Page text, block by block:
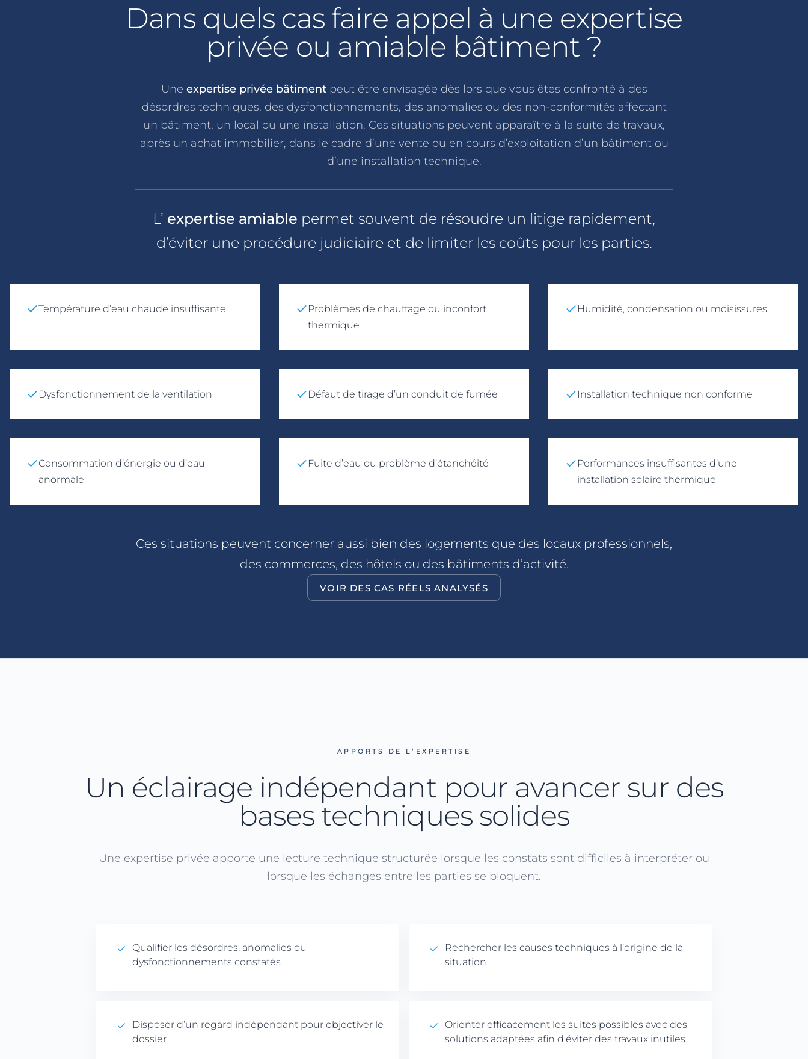
Dans quels cas faire appel à une expertise
privée ou amiable bâtiment ?
Une expertise privée bâtiment peut être envisagée dès lors que vous êtes confronté à des
désordres techniques, des dysfonctionnements, des anomalies ou des non-conformités affectant
un bâtiment, un local ou une installation. Ces situations peuvent apparaître à la suite de travaux,
après un achat immobilier, dans le cadre d’une vente ou en cours d’exploitation d’un bâtiment ou
d’une installation technique.
L’ expertise amiable permet souvent de résoudre un litige rapidement,
d’éviter une procédure judiciaire et de limiter les coûts pour les parties.
Température d’eau chaude insuffisante
Problèmes de chauffage ou inconfort
thermique
Humidité, condensation ou moisissures
Dysfonctionnement de la ventilation Défaut de tirage d’un conduit de fumée Installation technique non conforme
Consommation d’énergie ou d’eau
anormale
Fuite d’eau ou problème d’étanchéité
Performances insuffisantes d’une
installation solaire thermique
Ces situations peuvent concerner aussi bien des logements que des locaux professionnels,
des commerces, des hôtels ou des bâtiments d’activité.
VOIR DES CAS RÉELS ANALYSÉS
APPORTS DE L’EXPERTISE
Un éclairage indépendant pour avancer sur des
bases techniques solides
Une expertise privée apporte une lecture technique structurée lorsque les constats sont difficiles à interpréter ou
lorsque les échanges entre les parties se bloquent.
Qualifier les désordres, anomalies ou
dysfonctionnements constatés
Rechercher les causes techniques à l’origine de la
situation
Disposer d’un regard indépendant pour objectiver le
dossier
Orienter efficacement les suites possibles avec des
solutions adaptées afin d'éviter des travaux inutiles